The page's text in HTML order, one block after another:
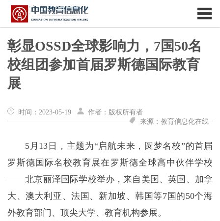
彰显OSSD全球影响力，7国50名
校组团参加首届罗斯德国际教育
展
时间：2023-05-19
作者：版权所有者
来源：教育信息化在线
5月13日，主题为“启航未来，圆梦名校”的首届
罗斯德国际名校教育展在罗斯德全球高中伙伴学校
——北京丽泽国际学校举办，来自美国、英国、加拿
大、澳大利亚、法国、新加坡、韩国等7国的50个海
外教育部门、顶尖大学、教育机构参展。